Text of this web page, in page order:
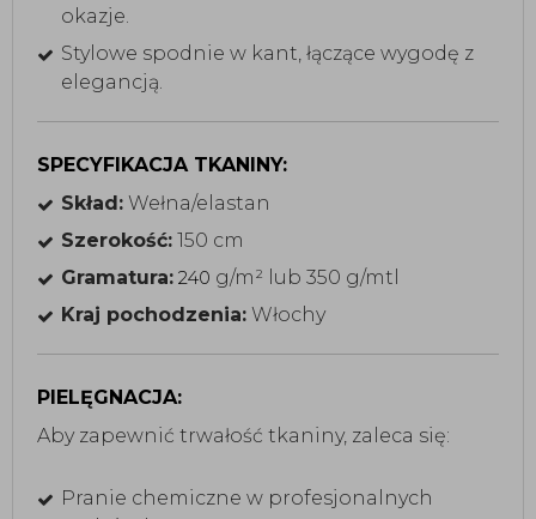
okazje.
Stylowe spodnie w kant, łączące wygodę z
elegancją.
SPECYFIKACJA TKANINY:
Skład: Wełna/elastan
Szerokość: 150 cm
Gramatura: 240 g/m² lub 350 g/mtl
Kraj pochodzenia: Włochy
PIELĘGNACJA:
Aby zapewnić trwałość tkaniny, zaleca się:
Pranie chemiczne w profesjonalnych